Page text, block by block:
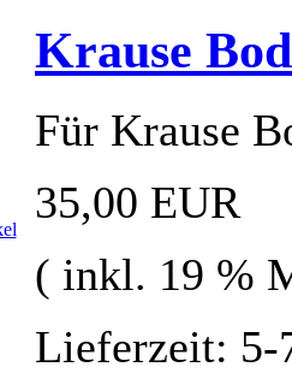
Krause
Für Krause
35,00 EUR
( inkl. 19 %
Lieferzeit: 5-